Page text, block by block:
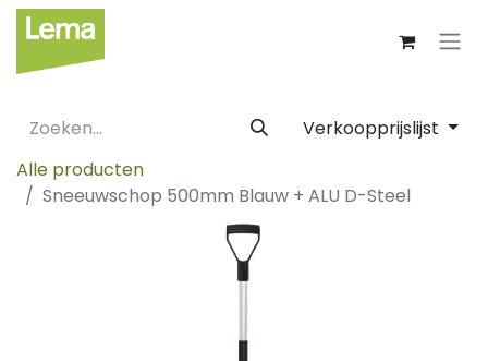
Verkoopprijslijst
Alle producten
Sneeuwschop 500mm Blauw + ALU D-Steel